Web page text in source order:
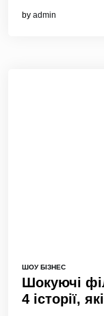
by admin
ШОУ БІЗНЕС
Шокуючі
4 історії,